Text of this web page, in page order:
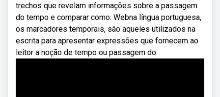
trechos que revelam informações sobre a passagem
do tempo e comparar como. Webna língua portuguesa,
os marcadores temporais, são aqueles utilizados na
escrita para apresentar expressões que fornecem ao
leitor a noção de tempo ou passagem do.